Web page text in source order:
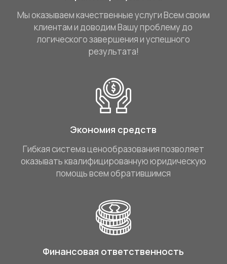
Мы оказываем качественные услуги Всем своим
клиентам и доводим Вашу проблему до
логического завершения и успешного
результата!
Экономия средств
Гибкая система ценообразования позволяет
оказывать квалифицированную юридическую
помощь всем обратившимся
Финансовая ответственность